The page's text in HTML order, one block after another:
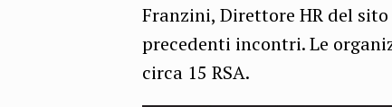
Franzini, Direttore HR del
precedenti incontri. Le
circa 15 RSA.